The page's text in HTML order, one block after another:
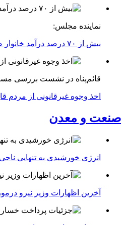
نماینده مجلس:
بیش از ۷۰ درصد درآمد خانوار صرف اجاره خانه می‌شود
قائم‌پناه در نشست بررسی
اخذ وجوه غیرقانونی از مردم
صنعت و معدن
انرژی خورشیدی به تنهایی
آخرین اظهارات وزیر نیرو درمورد خاموشی‌ها/